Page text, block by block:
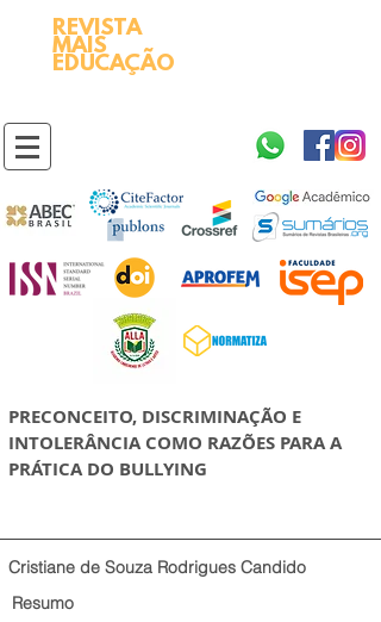
REVISTA
MAIS
EDUCAÇÃO
PRECONCEITO, DISCRIMINAÇÃO E
INTOLERÂNCIA COMO RAZÕES PARA A
PRÁTICA DO BULLYING
Cristiane de Souza Rodrigues Candido
Resumo